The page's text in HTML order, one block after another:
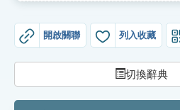
成語故事
索引選單
開啟關聯 列入收藏
切換辭典